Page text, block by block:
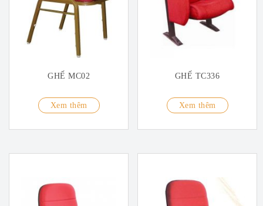
GHẾ MC02
Xem thêm
GHẾ TC336
Xem thêm